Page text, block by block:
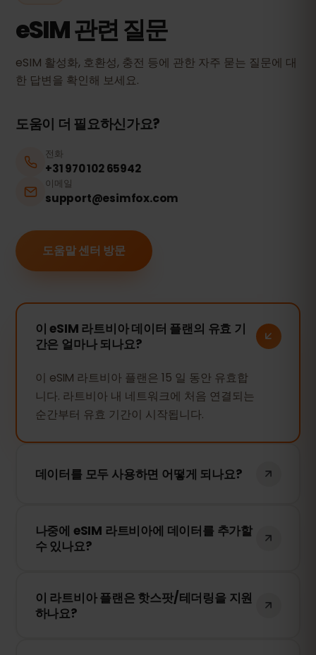
eSIM 관련 질문
eSIM 활성화, 호환성, 충전 등에 관한 자주 묻는 질문에 대
한 답변을 확인해 보세요.
도움이 더 필요하신가요?
전화
+31 970 102 65942
이메일
support@esimfox.com
도움말 센터 방문
이 eSIM 라트비아 데이터 플랜의 유효 기
간은 얼마나 되나요?
이 eSIM 라트비아 플랜은 15 일 동안 유효합
니다. 라트비아 내 네트워크에 처음 연결되는
순간부터 유효 기간이 시작됩니다.
데이터를 모두 사용하면 어떻게 되나요?
됩니다. eSIMFOX 대시보드에서 간편하게 추
가 데이터를 구매하여 계속 사용할 수 있습
나중에 eSIM 라트비아에 데이터를 추가할
수 있나요?
추가 데이터를 구매할 수 있습니다. 계정에
로그인하여 원하는 데이터 용량을 선택하세
이 라트비아 플랜은 핫스팟/테더링을 지원
하나요?